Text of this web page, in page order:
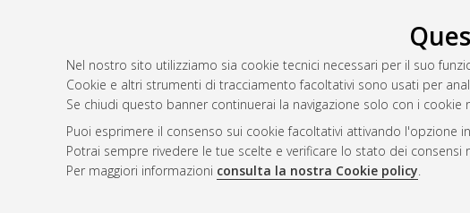
Nel nostro sito utilizziamo sia cookie tecnici necessari per il suo
Cookie e altri strumenti di tracciamento facoltativi sono usati per
Se chiudi questo banner continuerai la navigazione solo con i cookie
Puoi esprimere il consenso sui cookie facoltativi attivando l'opzione
Potrai sempre rivedere le tue scelte e verificare lo stato dei
Per maggiori informazioni consulta la nostra Cookie policy.
Atom
Rss 1.0
Rss 2.0
AMS Laurea
Servizio implementato
Impostazioni Cookie
Informativa sulla
Condizioni d’uso del sito